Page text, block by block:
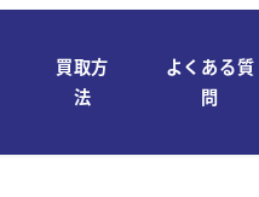
買取方
法
よくある質
問